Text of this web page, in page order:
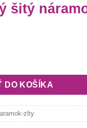
šitý
náramok
DO KOŠÍKA
zlty